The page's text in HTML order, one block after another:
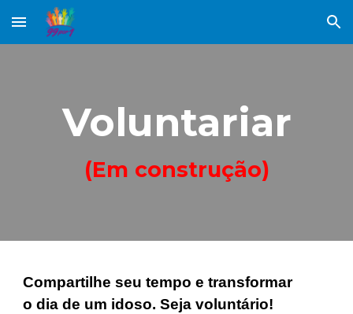
Skip to main content Skip to navigation
Voluntariar
(Em construção)
Compartilhe seu tempo e transformar
o dia de um idoso. Seja voluntário!